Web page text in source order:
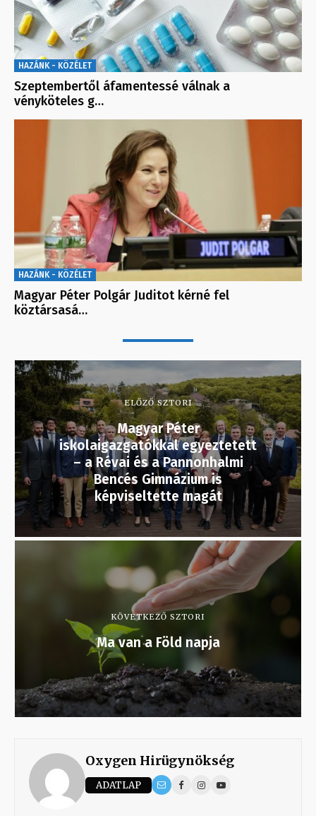
HAZÁNK - KÖZÉLET
Szeptembertől áfamentessé válnak a
vényköteles g…
HAZÁNK - KÖZÉLET
Magyar Péter Polgár Juditot kérné fel
köztársasá…
ELŐZŐ SZTORI
Magyar Péter
iskolaigazgatókkal egyeztetett
– a Révai és a Pannonhalmi
Bencés Gimnázium is
képviseltette magát
KÖVETKEZŐ SZTORI
Ma van a Föld napja
Oxygen Hirügynökség
ADATLAP